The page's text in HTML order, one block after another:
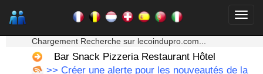
Chargement Recherche sur lecoindupro.com...
Bar Snack Pizzeria Restaurant Hôtel
>> Créer une alerte pour les nouveautés de la
Bretagne
Champagne Ardenne
Corse
Franche Comte - Suisse